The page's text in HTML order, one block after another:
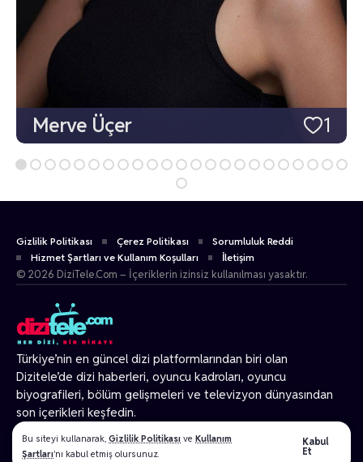
Bu siteyi kullanarak, Gizlilik Politikası ve Kullanım
Şartları'nı kabul etmiş olursunuz.
Kabul
Et
1
Merve Üçer
Türkiye’nin en güncel dizi platformlarından biri olan
Dizitele’de dizi haberleri, oyuncu kadroları, oyuncu
biyografileri, bölüm gelişmeleri ve televizyon dünyasından
son içerikleri keşfedin.
© 2026 Tüm Hakları Gizlidir.
Gizlilik Politikası Çerez Politikası
Sorumluluk Reddi
Hizmet Şartları ve Kullanım Koşulları
İletişim
© 2026 DiziTele.Com – İçeriklerin izinsiz kullanılması yasaktır.